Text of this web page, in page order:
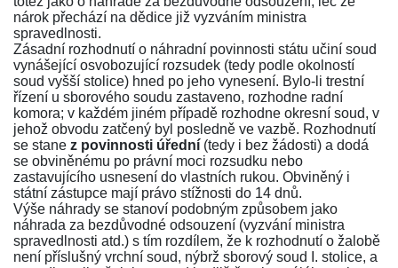
nárok přechází na dědice již vyzváním ministra
spravedlnosti.
Zásadní rozhodnutí o náhradní povinnosti státu učiní soud
vynášející osvobozující rozsudek (tedy podle okolností
soud vyšší stolice) hned po jeho vynesení. Bylo-li trestní
řízení u sborového soudu zastaveno, rozhodne radní
komora; v každém jiném případě rozhodne okresní soud, v
jehož obvodu zatčený byl posledně ve vazbě. Rozhodnutí
se stane z povinnosti úřední (tedy i bez žádosti) a dodá
se obviněnému po právní moci rozsudku nebo
zastavujícího usnesení do vlastních rukou. Obviněný i
státní zástupce mají právo stížnosti do 14 dnů.
Výše náhrady se stanoví podobným způsobem jako
náhrada za bezdůvodné odsouzení (vyzvání ministra
spravedlnosti atd.) s tím rozdílem, že k rozhodnutí o žalobě
není příslušný vrchní soud, nýbrž sborový soud I. stolice, a